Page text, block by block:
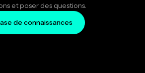
et poser des questions.
de connaissances